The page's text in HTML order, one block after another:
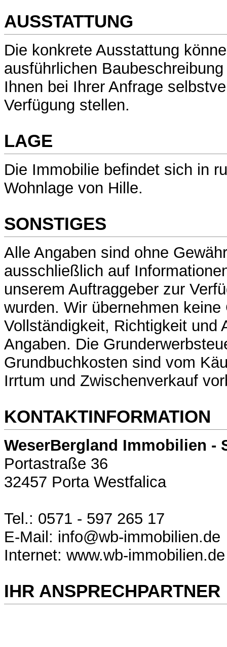
AUSSTATTUNG
Die konkrete Ausstattung
ausführlichen
Ihnen bei Ihrer Anfrage
Verfügung stellen.
LAGE
Die Immobilie befindet sich in
Wohnlage von Hille.
SONSTIGES
Alle Angaben sind ohne
ausschließlich auf
unserem Auftraggeber zur
wurden. Wir übernehmen keine
Vollständigkeit, Richtigkeit und
Angaben. Die
Grundbuchkosten sind vom
Irrtum und Zwischenverkauf
KONTAKTINFORMATION
WeserBergland Immobilien -
Portastraße 36
32457 Porta Westfalica
Tel.: 0571 - 597 265 17
E-Mail: info@wb-immobilien.de
Internet: www.wb-immobilien.de
IHR ANSPRECHPARTNER